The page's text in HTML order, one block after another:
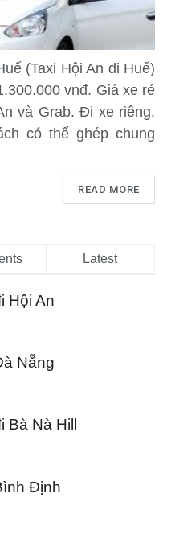
(Taxi Hội An đi Huế)
vnđ. Giá xe rẻ
và Grab. Đi xe riêng,
có thể ghép chung
READ MORE
Latest
Hội An
Nẵng
Nà Hill
Định